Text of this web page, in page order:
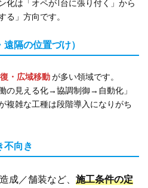
化は「オペが1台に張り付く」から
る」方向です。
隔の位置づけ）
・広域移動が多い領域です。
の見える化→協調制御→自動化」
複雑な工種は段階導入になりがち
不向き
成／舗装など、 施工条件の定